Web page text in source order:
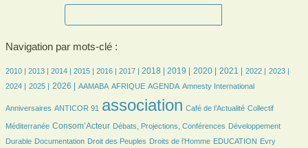
Navigation par mots-clé :
7/2438
2010 |
7/24382013 |
189/2438 2014 |
357/2438 2015 |
435/2438 2016 |
476/2438 2017 |
656/2438 2018 |
665/2438 2019 |
621/2438 2020 |
625/2438 2021 |
487/2438 2022 |
457/2438 2023 |
484/2438
2024 |
464/2438
2025 |
674/2438 2026 |
71/2438 AAMABA
159/2438 AFRIQUE
471/2438 AGENDA
7/2438 Amnesty International
28/2438
Anniversaires ANTICOR 91 association Café de l’Actualité Collectif
Méditerranée
730/2438 Consom’Acteur
140/2438 Débats, Projections, Conférences
149/2438
Développement
Durable
56/2438Documentation
28/2438 Droit des Peuples
157/2438 Droits de l’Homme
31/2438 EDUCATION
7/2438
Evry